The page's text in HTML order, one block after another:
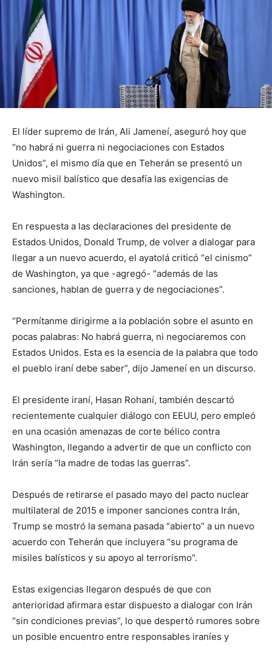
El líder supremo de Irán, Ali Jameneí, aseguró hoy que
“no habrá ni guerra ni negociaciones con Estados
Unidos”, el mismo día que en Teherán se presentó un
nuevo misil balístico que desafía las exigencias de
Washington.
En respuesta a las declaraciones del presidente de
Estados Unidos, Donald Trump, de volver a dialogar para
llegar a un nuevo acuerdo, el ayatolá criticó “el cinismo”
de Washington, ya que -agregó- “además de las
sanciones, hablan de guerra y de negociaciones”.
“Permítanme dirigirme a la población sobre el asunto en
pocas palabras: No habrá guerra, ni negociaremos con
Estados Unidos. Esta es la esencia de la palabra que todo
el pueblo iraní debe saber”, dijo Jameneí en un discurso.
El presidente iraní, Hasan Rohaní, también descartó
recientemente cualquier diálogo con EEUU, pero empleó
en una ocasión amenazas de corte bélico contra
Washington, llegando a advertir de que un conflicto con
Irán sería “la madre de todas las guerras”.
Después de retirarse el pasado mayo del pacto nuclear
multilateral de 2015 e imponer sanciones contra Irán,
Trump se mostró la semana pasada “abierto” a un nuevo
acuerdo con Teherán que incluyera “su programa de
misiles balísticos y su apoyo al terrorismo”.
Estas exigencias llegaron después de que con
anterioridad afirmara estar dispuesto a dialogar con Irán
“sin condiciones previas”, lo que despertó rumores sobre
un posible encuentro entre responsables iraníes y